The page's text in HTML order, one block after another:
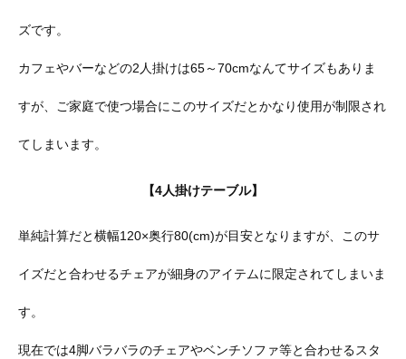
ズです。
カフェやバーなどの2人掛けは65～70cmなんてサイズもありま
すが、ご家庭で使つ場合にこのサイズだとかなり使用が制限され
てしまいます。
【4人掛けテーブル】
単純計算だと横幅120×奥行80(cm)が目安となりますが、このサ
イズだと合わせるチェアが細身のアイテムに限定されてしまいま
す。
現在では4脚バラバラのチェアやベンチソファ等と合わせるスタ